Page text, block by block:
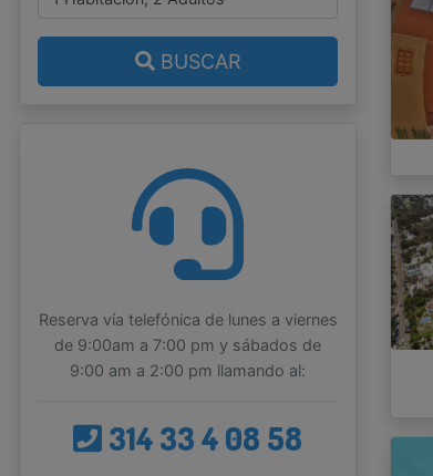
BUSCAR
Reserva vía telefónica de lunes a viernes
de 9:00am a 7:00 pm y sábados de
9:00 am a 2:00 pm llamando al:
314 33 4 08 58